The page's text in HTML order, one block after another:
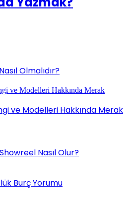
Olmalıdır?
ve Modelleri Hakkında Merak
Nasıl Olur?
Burç Yorumu